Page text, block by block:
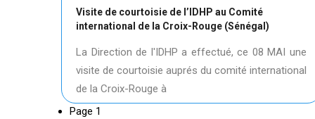
Visite de courtoisie de l’IDHP au Comité
international de la Croix-Rouge (Sénégal)
La Direction de l'IDHP a effectué, ce 08 MAI une
visite de courtoisie auprés du comité international
de la Croix-Rouge à
Page 1